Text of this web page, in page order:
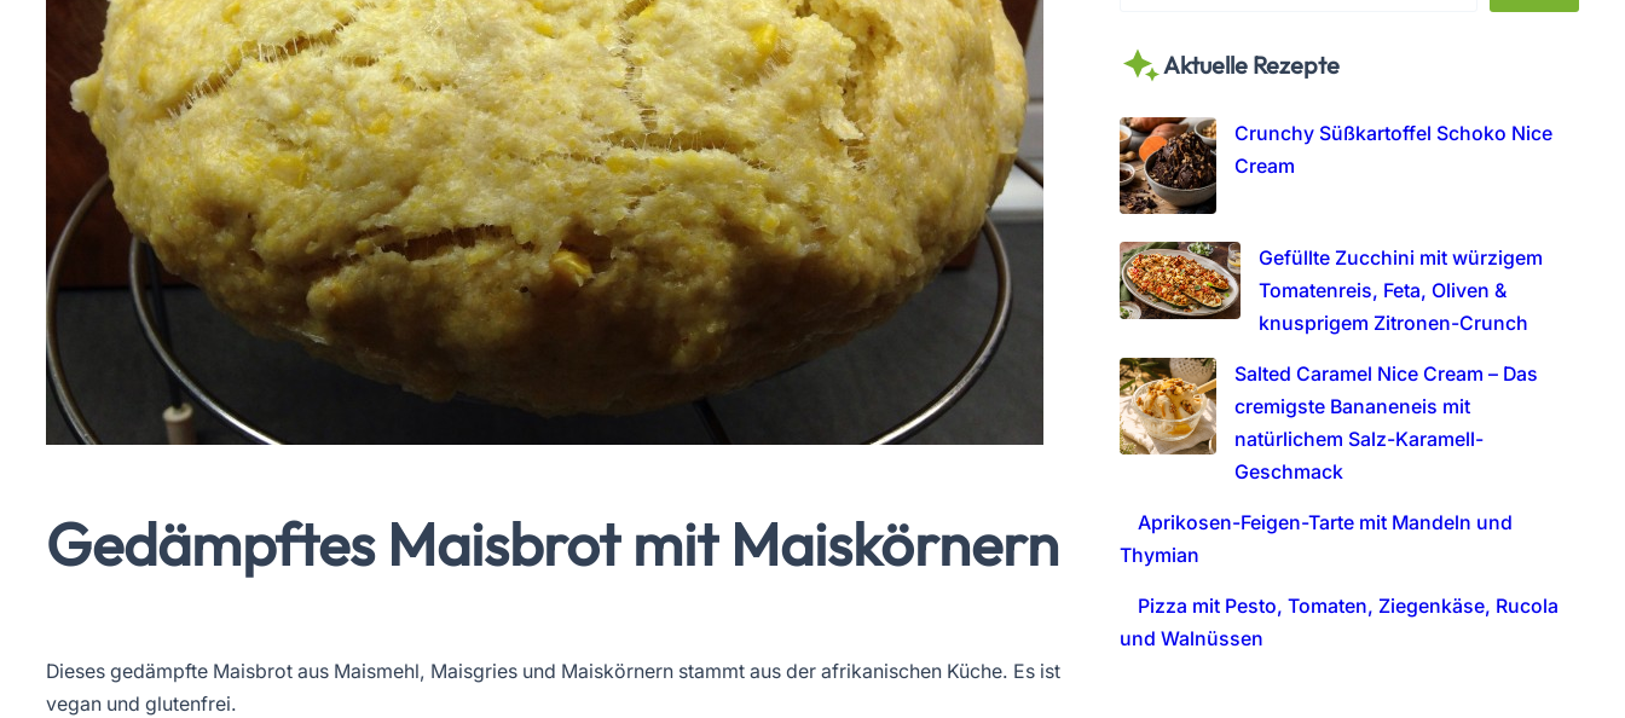
Gedämpftes Maisbrot mit Maiskörnern
Dieses gedämpfte Maisbrot aus Maismehl, Maisgries und Maiskörnern stammt aus der afrikanischen Küche. Es ist
vegan und glutenfrei.
r
h
Aktuelle Rezepte
Crunchy Süßkartoffel Schoko Nice
Cream
Gefüllte Zucchini mit würzigem
Tomatenreis, Feta, Oliven &
knusprigem Zitronen-Crunch
Salted Caramel Nice Cream – Das
cremigste Bananeneis mit
natürlichem Salz-Karamell-
Geschmack
Aprikosen-Feigen-Tarte mit Mandeln und
Thymian
Pizza mit Pesto, Tomaten, Ziegenkäse, Rucola
und Walnüssen